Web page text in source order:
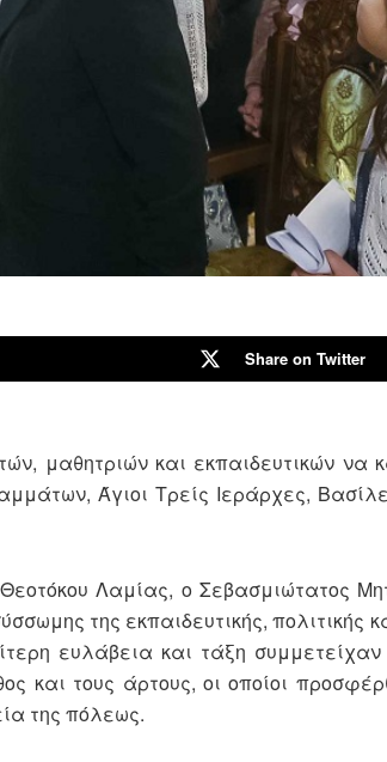
Share on Twitter
μαθητριών και εκπαιδευτικών να
Άγιοι Τρείς Ιεράρχες,
Λαμίας, ο Σεβασμιώτατος
της εκπαιδευτικής, πολιτικής
ευλάβεια και τάξη
και τους άρτους, οι οποίοι
της πόλεως.